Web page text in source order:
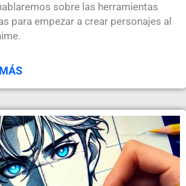
sobre las herramientas
para empezar a crear personajes al